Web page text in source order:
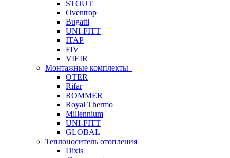
STOUT
Oventrop
Bugatti
UNI-FITT
ITAP
FIV
VIEIR
Монтажные комплекты
OTER
Rifar
ROMMER
Royal Thermo
Millennium
UNI-FITT
GLOBAL
Теплоноситель отопления
Dixis